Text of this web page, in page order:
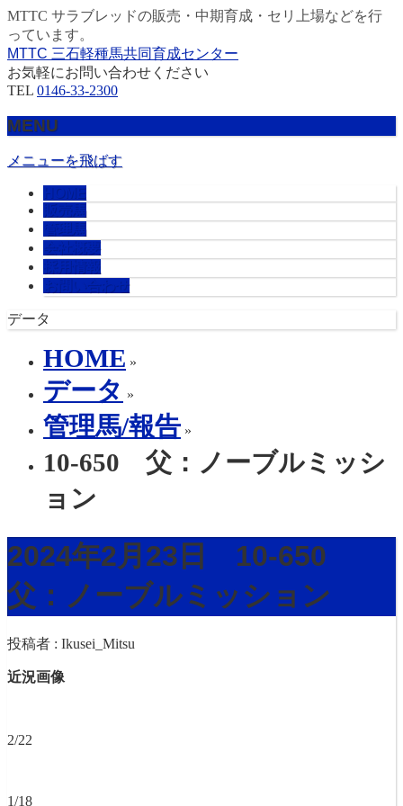
MTTC サラブレッドの販売・中期育成・セリ上場などを行
っています。
MTTC 三石軽種馬共同育成センター
お気軽にお問い合わせください
TEL 0146-33-2300
MENU
メニューを飛ばす
HOME
販売馬
管理馬
会社概要
採用情報
お問い合わせ
データ
HOME »
データ »
管理馬/報告 »
10-650 父：ノーブルミッシ
ョン
2024年2月23日 10-650
父：ノーブルミッション
投稿者 : Ikusei_Mitsu
近況画像
2/22
1/18